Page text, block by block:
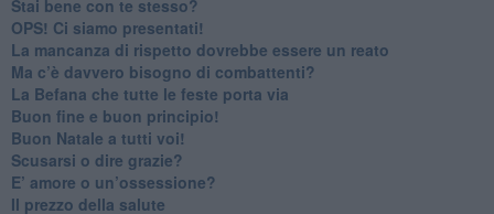
​Stai bene con te stesso?
​OPS! Ci siamo presentati!
​La mancanza di rispetto dovrebbe essere un reato
​Ma c’è davvero bisogno di combattenti?
​La Befana che tutte le feste porta via
Buon fine e buon principio!
​Buon Natale a tutti voi!
​Scusarsi o dire grazie?
​E’ amore o un’ossessione?
​Il prezzo della salute